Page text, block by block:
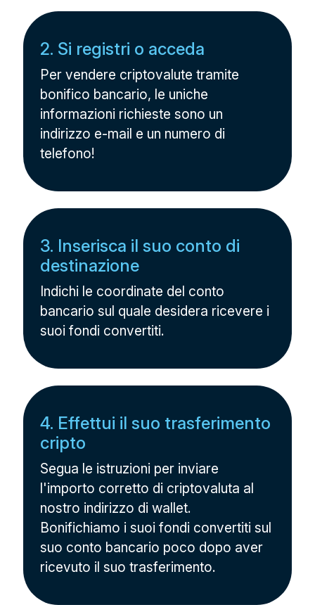
2. Si registri o acceda
Per vendere criptovalute tramite
bonifico bancario, le uniche
informazioni richieste sono un
indirizzo e-mail e un numero di
telefono!
3. Inserisca il suo conto di
destinazione
Indichi le coordinate del conto
bancario sul quale desidera ricevere i
suoi fondi convertiti.
4. Effettui il suo trasferimento
cripto
Segua le istruzioni per inviare
l'importo corretto di criptovaluta al
nostro indirizzo di wallet.
Bonifichiamo i suoi fondi convertiti sul
suo conto bancario poco dopo aver
ricevuto il suo trasferimento.